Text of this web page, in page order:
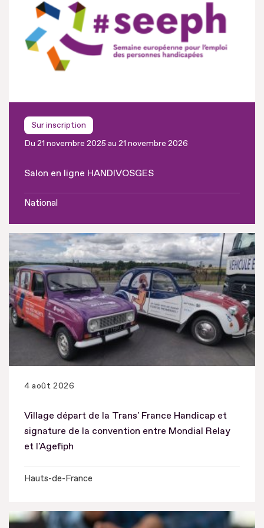
Sur inscription
Du 21 novembre 2025 au 21 novembre 2026
Salon en ligne HANDIVOSGES
National
4 août 2026
Village départ de la Trans' France Handicap et
signature de la convention entre Mondial Relay
et l'Agefiph
Hauts-de-France